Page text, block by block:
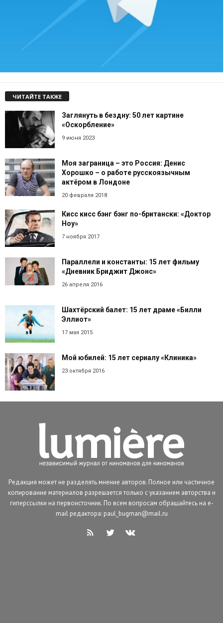
ЧИТАЙТЕ ТАКЖЕ
Заглянуть в бездну: 50 лет картине
«Оскорбление»
9 июня 2023
Моя заграница – это Россия: Денис
Хорошко – о работе русскоязычным
актёром в Лондоне
20 февраля 2018
Кисс кисс бэнг бэнг по-британски: «Доктор
Ноу»
7 ноября 2017
Параллели и константы: 15 лет фильму
«Дневник Бриджит Джонс»
26 апреля 2016
Шахтёрский балет: 15 лет драме «Билли
Эллиот»
17 мая 2015
Мой юбилей: 15 лет сериалу «Клиника»
23 октября 2016
Редакция может не разделять мнение авторов. Полное или частичное
копирование материалов разрешается только с указанием авторства и
гиперссылки на первоисточник. По всем вопросам обращайтесь на e-
mail редактора: paul_bugman@mail.ru